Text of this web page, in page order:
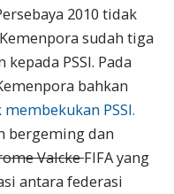
2010 tidak
sudah tiga
PSSI. Pada
bahkan
PSSI.
bergeming dan
ValckeFIFA yang
antara federasi